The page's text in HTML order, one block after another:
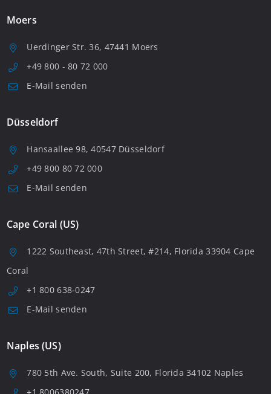
Moers
Uerdinger Str. 36, 47441 Moers
+49 800 - 80 72 000
E-Mail senden
Düsseldorf
Hansaallee 98, 40547 Düsseldorf
+49 800 80 72 000
E-Mail senden
Cape Coral (US)
1222 Southeast, 47th Street, #214, Florida 33904 Cape
Coral
+1 800 638-0247
E-Mail senden
Naples (US)
780 5th Ave. South, Suite 200, Florida 34102 Naples
+1 8006380247